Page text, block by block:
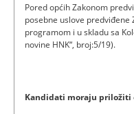
Pored općih Zakonom
posebne uslove
programom i u skladu sa
novine HNK“, broj:5/19).
Kandidati moraju priložiti